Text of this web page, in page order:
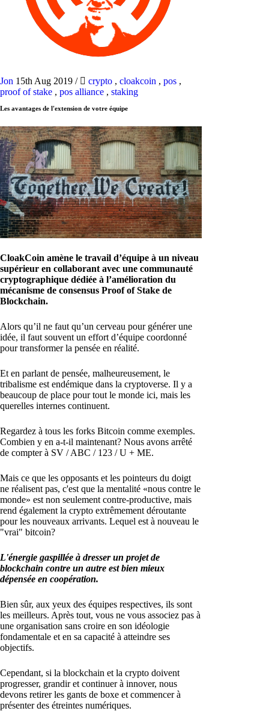
Jon 15th Aug 2019 / crypto , cloakcoin , pos ,
proof of stake , pos alliance , staking
Les avantages de l'extension de votre équipe
CloakCoin amène le travail d’équipe à un niveau
supérieur en collaborant avec une communauté
cryptographique dédiée à l’amélioration du
mécanisme de consensus Proof of Stake de
Blockchain.
Alors qu’il ne faut qu’un cerveau pour générer une
idée, il faut souvent un effort d’équipe coordonné
pour transformer la pensée en réalité.
Et en parlant de pensée, malheureusement, le
tribalisme est endémique dans la cryptoverse. Il y a
beaucoup de place pour tout le monde ici, mais les
querelles internes continuent.
Regardez à tous les forks Bitcoin comme exemples.
Combien y en a-t-il maintenant? Nous avons arrêté
de compter à SV / ABC / 123 / U + ME.
Mais ce que les opposants et les pointeurs du doigt
ne réalisent pas, c'est que la mentalité «nous contre le
monde» est non seulement contre-productive, mais
rend également la crypto extrêmement déroutante
pour les nouveaux arrivants. Lequel est à nouveau le
"vrai" bitcoin?
L'énergie gaspillée à dresser un projet de
blockchain contre un autre est bien mieux
dépensée en coopération.
Bien sûr, aux yeux des équipes respectives, ils sont
les meilleurs. Après tout, vous ne vous associez pas à
une organisation sans croire en son idéologie
fondamentale et en sa capacité à atteindre ses
objectifs.
Cependant, si la blockchain et la crypto doivent
progresser, grandir et continuer à innover, nous
devons retirer les gants de boxe et commencer à
présenter des étreintes numériques.